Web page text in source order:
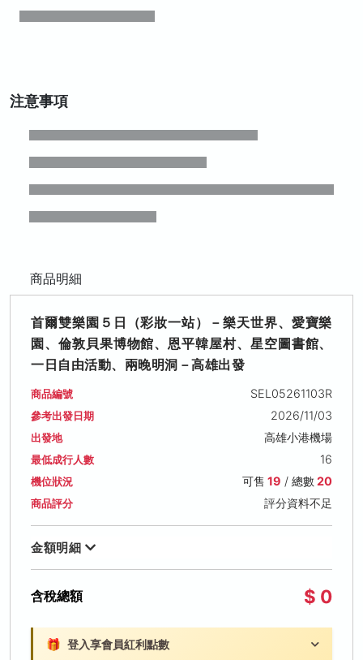
注意事項
商品明細
首爾雙樂園５日（彩妝一站）－樂天世界、愛寶樂
園、倫敦貝果博物館、恩平韓屋村、星空圖書館、
一日自由活動、兩晚明洞－高雄出發
商品編號 SEL05261103R
參考出發日期 2026/11/03
出發地 高雄小港機場
最低成行人數 16
機位狀況 可售 19 / 總數20
商品評分 評分資料不足
金額明細
含稅總額 $ 0
🎁 登入享會員紅利點數